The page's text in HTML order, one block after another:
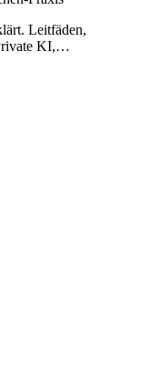
Leitfäden,
KI,…